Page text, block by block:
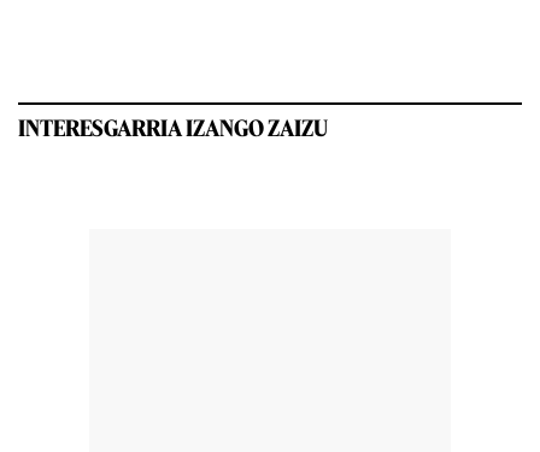
INTERESGARRIA IZANGO ZAIZU